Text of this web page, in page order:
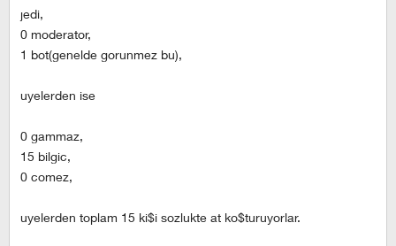
jedi,
0 moderator,
1 bot(genelde gorunmez bu),
uyelerden ise
0 gammaz,
15 bilgic,
0 comez,
uyelerden toplam 15 ki$i sozlukte at ko$turuyorlar.